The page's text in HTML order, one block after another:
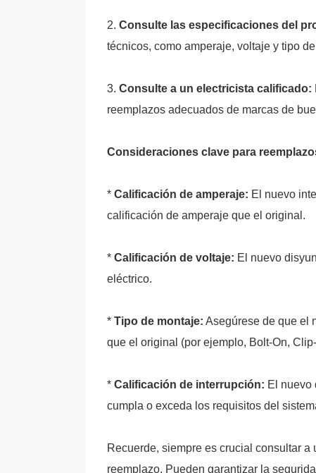
2. Consulte las especificaciones del
técnicos, como amperaje, voltaje y tipo
3. Consulte a un electricista calificado:
reemplazos adecuados de marcas de
Consideraciones clave para
* Calificación de amperaje: El nuevo
calificación de amperaje que el original.
* Calificación de voltaje: El nuevo
eléctrico.
* Tipo de montaje: Asegúrese de que el
que el original (por ejemplo, Bolt-On,
* Calificación de interrupción: El nuevo
cumpla o exceda los requisitos del
Recuerde, siempre es crucial consultar
reemplazo. Pueden garantizar la